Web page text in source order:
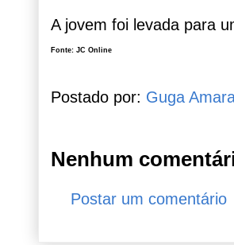
A jovem foi levada para
Fonte: JC Online
Postado por: Guga
Nenhum
Postar um comentário